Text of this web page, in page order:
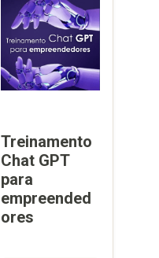
Treinamento
Chat GPT
para
empreended
ores